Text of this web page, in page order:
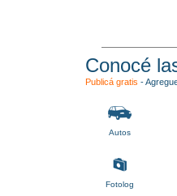
Conocé
Publicá gratis -
Autos
Fotolog